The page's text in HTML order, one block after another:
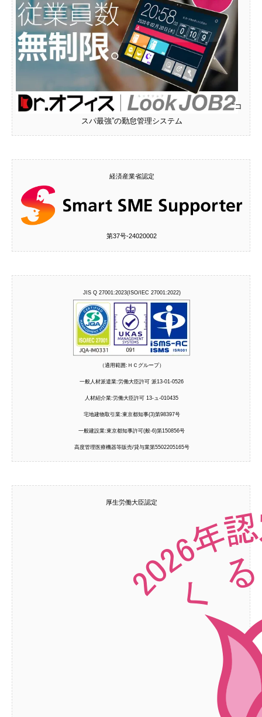
“コ
スパ最強”の勤怠管理システム
経済産業省認定
第37号‐24020002
JIS Q 27001:2023(ISO/IEC 27001:2022)
（適用範囲:ＨＣグループ）
一般人材派遣業:労働大臣許可 派13-01-0526
人材紹介業:労働大臣許可 13-ュ-010435
宅地建物取引業:東京都知事(3)第98397号
一般建設業:東京都知事許可(般-6)第150856号
高度管理医療機器等販売/貸与業第5502205165号
厚生労働大臣認定